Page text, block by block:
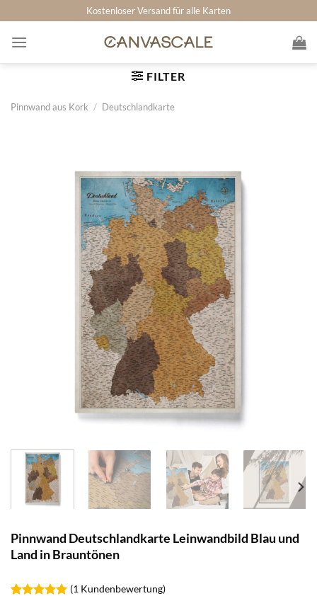
Inhalt
springen
Kostenloser Versand für alle Karten
FILTER
Pinnwand aus Kork / Deutschlandkarte
Pinnwand Deutschlandkarte Leinwandbild Blau und
Land in Brauntönen
(1 Kundenbewertung)